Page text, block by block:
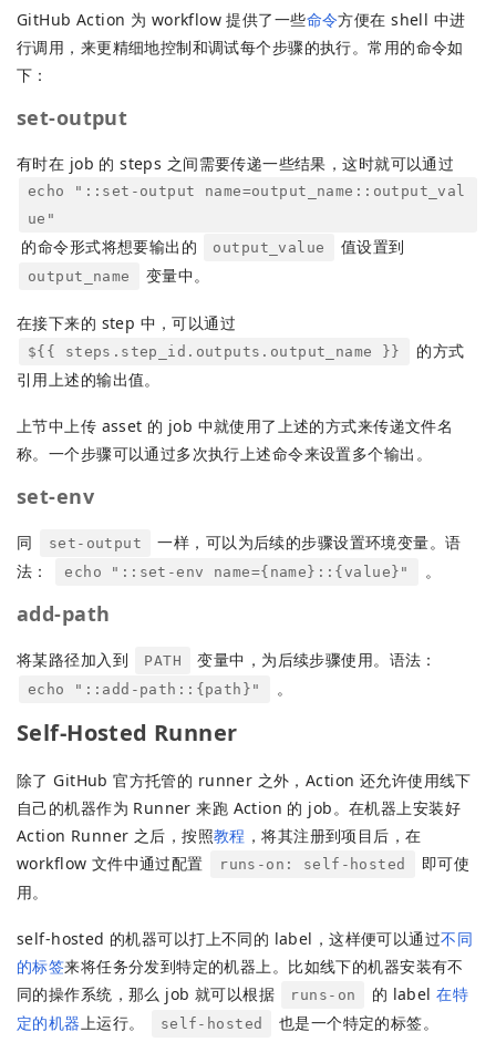
GitHub Action 为 workflow 提供了一些命令方便在 shell 中进
行调用，来更精细地控制和调试每个步骤的执行。常用的命令如
下：
set-output
有时在 job 的 steps 之间需要传递一些结果，这时就可以通过
echo "::set-output name=output_name::output_val
ue"
的命令形式将想要输出的 output_value 值设置到
output_name 变量中。
在接下来的 step 中，可以通过
${{ steps.step_id.outputs.output_name }}
的方式
引用上述的输出值。
上节中上传 asset 的 job 中就使用了上述的方式来传递文件名
称。一个步骤可以通过多次执行上述命令来设置多个输出。
set-env
同 set-output
一样，可以为后续的步骤设置环境变量。语
法：
echo "::set-env name={name}::{value}" 。
add-path
将某路径加入到 PATH 变量中，为后续步骤使用。语法：
echo "::add-path::{path}" 。
Self-Hosted Runner
除了 GitHub 官方托管的 runner 之外，Action 还允许使用线下
自己的机器作为 Runner 来跑 Action 的 job。在机器上安装好
Action Runner 之后，按照教程 ，将其注册到项目后，在
workflow 文件中通过配置
runs-on: self-hosted
即可使
用。
self-hosted 的机器可以打上不同的 label，这样便可以通过不同
的标签来将任务分发到特定的机器上。比如线下的机器安装有不
同的操作系统，那么 job 就可以根据
runs-on 的 label在特
定的机器上运行。 self-hosted 也是一个特定的标签。